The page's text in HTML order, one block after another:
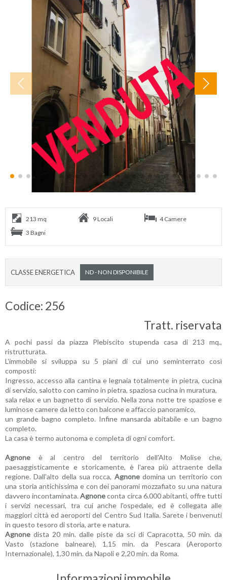
213 mq 9 Locali
4 Camere
3 Bagni
CLASSE ENERGETICA ND - NON DISPONIBILE
Codice: 256
Tratt. riservata
A pochi passi da piazza Plebiscito stupenda casa di 213 mq.,
ristrutturata.
L'immobile si sviluppa su 5 piani di cui uno seminterrato così
composti:
Ingresso, accesso alla cantina e legnaia totalmente in pietra, cucina
di servizio, salotto con camino in pietra, spaziosa cucina in muratura,
sala relax e un bagnetto di servizio. Nella zona notte tre spaziose e
luminose camere da letto con balcone e affaccio panoramico,
un grande bagno completo. Infine mansarda abitabile e un bagno
completo.
La casa è termo autonoma e completa di ogni comfort.
Agnone è al centro del territorio dell'Alto Molise che,
paesaggisticamente e storicamente, è l'area più attraente della
regione. Dall'alto della sua rocca, Agnonedomina un territorio con
una storia antichissima e con dei panorami mozzafiato su una natura
davvero incontaminata.Agnoneconta circa 6.000 abitanti, offre tutti
i servizi necessari, tra cui anche l'ospedale, ed è collegata alle
maggiori città ed aeroporti del Centro Sud Italia. Sarete i benvenuti
in questo tesoro di storia, arte e natura.
Agnone dista 20 min. dalle piste da sci di Capracotta, 50 min. da
Vasto (stazione balneare), 1,15 min. da Pescara (Aeroporto
Internazionale), 1,30 min. da Napoli e 2,20 min. da Roma.